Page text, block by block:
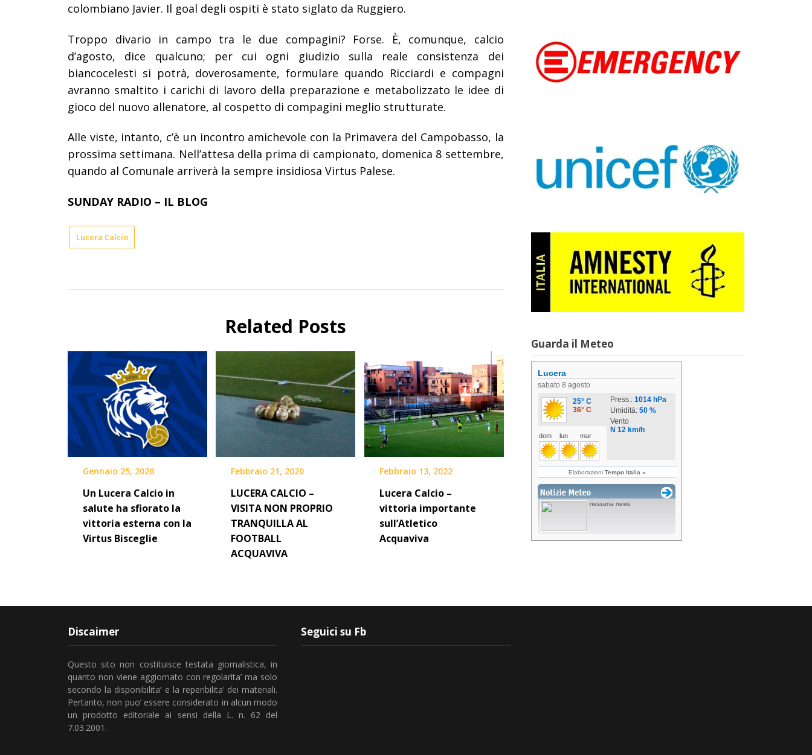
colombiano Javier. Il goal degli ospiti è stato siglato da Ruggiero.
Troppo divario in campo tra le due compagini? Forse. È, comunque, calcio
d’agosto, dice qualcuno; per cui ogni giudizio sulla reale consistenza dei
biancocelesti si potrà, doverosamente, formulare quando Ricciardi e compagni
avranno smaltito i carichi di lavoro della preparazione e metabolizzato le idee di
gioco del nuovo allenatore, al cospetto di compagini meglio strutturate.
Alle viste, intanto, c’è un incontro amichevole con la Primavera del Campobasso, la
prossima settimana. Nell’attesa della prima di campionato, domenica 8 settembre,
quando al Comunale arriverà la sempre insidiosa Virtus Palese.
SUNDAY RADIO – IL BLOG
Lucera Calcio
Related Posts
Gennaio 25, 2026
Un Lucera Calcio in
salute ha sfiorato la
vittoria esterna con la
Virtus Bisceglie
Febbraio 21, 2020
LUCERA CALCIO –
VISITA NON PROPRIO
TRANQUILLA AL
FOOTBALL
ACQUAVIVA
Febbraio 13, 2022
Lucera Calcio –
vittoria importante
sull’Atletico
Acquaviva
Guarda il Meteo
Discaimer
Questo sito non costituisce testata giornalistica, in
quanto non viene aggiornato con regolarita’ ma solo
secondo la disponibilita’ e la reperibilita’ dei materiali.
Pertanto, non puo’ essere considerato in alcun modo
un prodotto editoriale ai sensi della L. n. 62 del
7.03.2001.
Seguici su Fb